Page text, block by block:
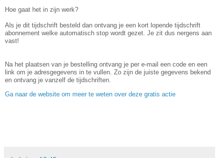
Hoe gaat het in zijn werk?
Als je dit tijdschrift besteld dan ontvang je een kort lopende tijdschrift
abonnement welke automatisch stop wordt gezet. Je zit dus nergens aan
vast!
Na het plaatsen van je bestelling ontvang je per e-mail een code en een
link om je adresgegevens in te vullen. Zo zijn de juiste gegevens bekend
en ontvang je vanzelf de tijdschriften.
Ga naar de website om meer te weten over deze gratis actie